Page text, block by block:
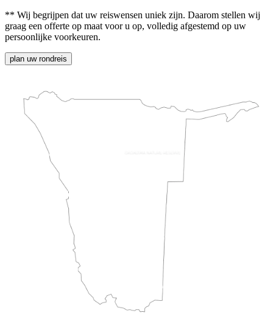
** Wij begrijpen dat uw reiswensen uniek zijn. Daarom stellen wij
graag een offerte op maat voor u op, volledig afgestemd op uw
persoonlijke voorkeuren.
plan uw rondreis